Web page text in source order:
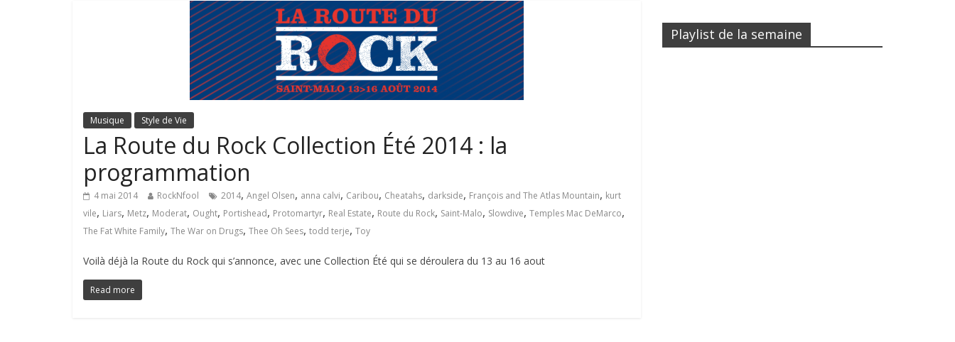
Musique Style de Vie
La Route du Rock Collection Été 2014 : la
programmation
4 mai 2014 RockNfool 2014, Angel Olsen, anna calvi, Caribou, Cheatahs, darkside, François and The Atlas Mountain, kurt
vile, Liars, Metz, Moderat, Ought, Portishead, Protomartyr, Real Estate, Route du Rock, Saint-Malo, Slowdive, Temples Mac DeMarco,
The Fat White Family, The War on Drugs, Thee Oh Sees, todd terje, Toy
Voilà déjà la Route du Rock qui s’annonce, avec une Collection Été qui se déroulera du 13 au 16 aout
Read more
Playlist de la semaine